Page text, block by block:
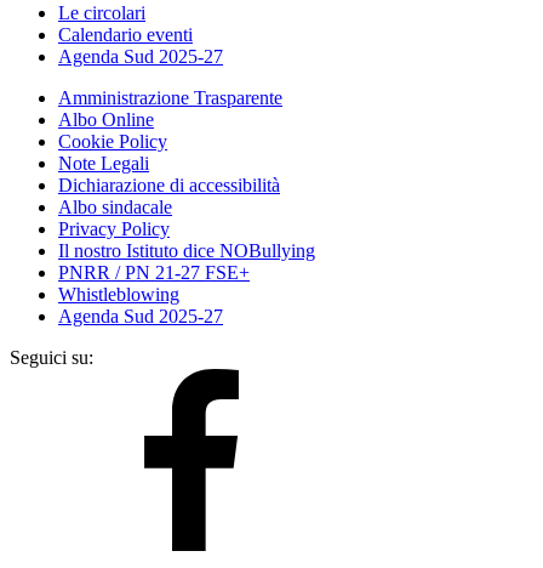
Le circolari
Calendario eventi
Agenda Sud 2025-27
Amministrazione Trasparente
Albo Online
Cookie Policy
Note Legali
Dichiarazione di accessibilità
Albo sindacale
Privacy Policy
Il nostro Istituto dice NOBullying
PNRR / PN 21-27 FSE+
Whistleblowing
Agenda Sud 2025-27
Seguici su: